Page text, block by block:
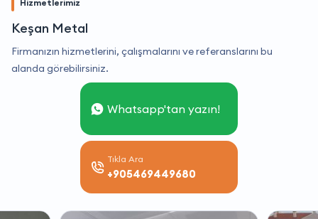
Hizmetlerimiz
Keşan Metal
Firmanızın hizmetlerini, çalışmalarını ve referanslarını bu
alanda görebilirsiniz.
Whatsapp'tan yazın!
Tıkla Ara
+905469449680